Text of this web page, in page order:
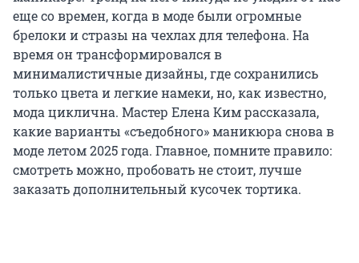
еще со времен, когда в моде были огромные
брелоки и стразы на чехлах для телефона. На
время он трансформировался в
минималистичные дизайны, где сохранились
только цвета и легкие намеки, но, как известно,
мода циклична. Мастер Елена Ким рассказала,
какие варианты «съедобного» маникюра снова в
моде летом 2025 года. Главное, помните правило:
смотреть можно, пробовать не стоит, лучше
заказать дополнительный кусочек тортика.